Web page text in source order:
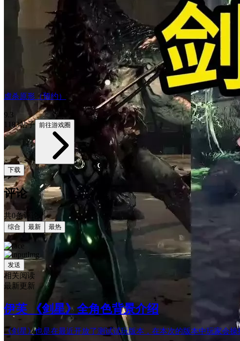
虐杀原形（预约）
9.3
1183帖子 前往游戏圈
下载
评论
共0条评论
综合 最新 最热
发送
相关阅读
最新更新
伊芙 《剑星》全角色背景介绍
《剑星》也是在最近开放了测试试玩版本，在本次的版本中玩家会